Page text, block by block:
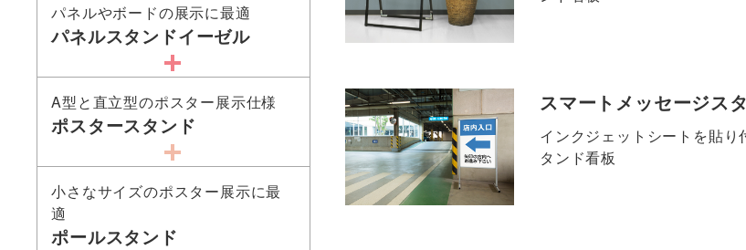
スマートメッセージス
インクジェットシートを貼
タンド看板
パネルやボードの展示に最適
パネルスタンドイーゼル
A型と直立型のポスター展示仕様
ポスタースタンド
小さなサイズのポスター展示に最
適
ポールスタンド